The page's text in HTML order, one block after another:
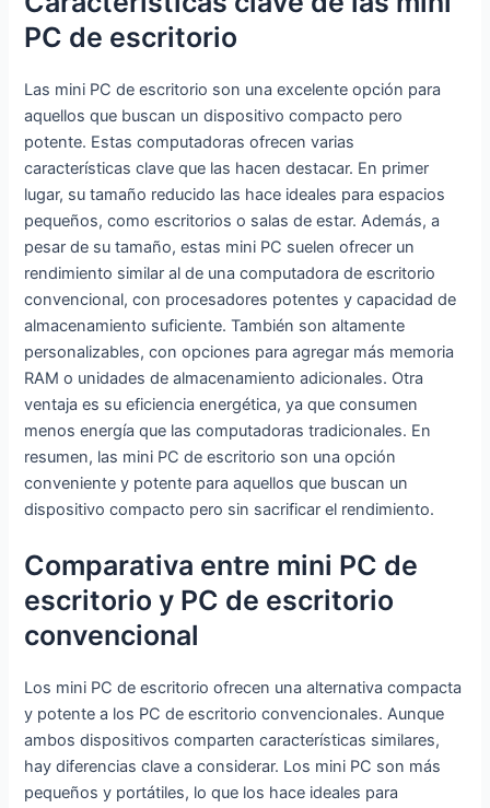
PC de escritorio
Las mini PC de escritorio son una excelente opción para
aquellos que buscan un dispositivo compacto pero
potente. Estas computadoras ofrecen varias
características clave que las hacen destacar. En primer
lugar, su tamaño reducido las hace ideales para espacios
pequeños, como escritorios o salas de estar. Además, a
pesar de su tamaño, estas mini PC suelen ofrecer un
rendimiento similar al de una computadora de escritorio
convencional, con procesadores potentes y capacidad de
almacenamiento suficiente. También son altamente
personalizables, con opciones para agregar más memoria
RAM o unidades de almacenamiento adicionales. Otra
ventaja es su eficiencia energética, ya que consumen
menos energía que las computadoras tradicionales. En
resumen, las mini PC de escritorio son una opción
conveniente y potente para aquellos que buscan un
dispositivo compacto pero sin sacrificar el rendimiento.
Comparativa entre mini PC de
escritorio y PC de escritorio
convencional
Los mini PC de escritorio ofrecen una alternativa compacta
y potente a los PC de escritorio convencionales. Aunque
ambos dispositivos comparten características similares,
hay diferencias clave a considerar. Los mini PC son más
pequeños y portátiles, lo que los hace ideales para